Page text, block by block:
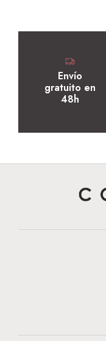
Envío
gratuito en
48h